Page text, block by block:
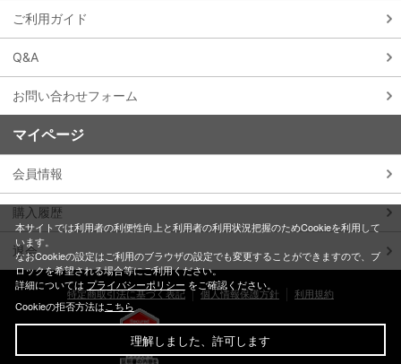
ご利用ガイド
Q&A
お問い合わせフォーム
マイページ
会員情報
購入履歴
退会
特定商取引法に基づく表記 個人情報保護方針 利用規約
©BONES
本サイトでは利用者の利便性向上と利用者の利用状況把握のためCookieを利用して
います。
なおCookieの設定はご利用のブラウザの設定でも変更することができますので、ブ
ロックを希望される場合等にご利用ください。
詳細については プライバシーポリシー をご確認ください。
Cookieの拒否方法はこちら
理解しました、許可します